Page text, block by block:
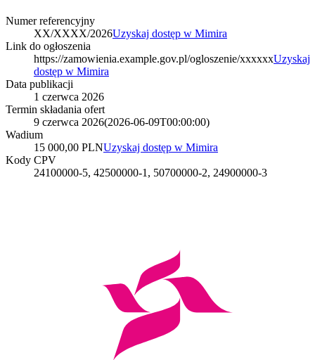
Numer referencyjny
XX/XXXX/2026Uzyskaj dostęp w Mimira
Link do ogłoszenia
https://zamowienia.example.gov.pl/ogloszenie/xxxxxxUzyskaj
dostęp w Mimira
Data publikacji
1 czerwca 2026
Termin składania ofert
9 czerwca 2026(2026-06-09T00:00:00)
Wadium
15 000,00 PLNUzyskaj dostęp w Mimira
Kody CPV
24100000-5, 42500000-1, 50700000-2, 24900000-3